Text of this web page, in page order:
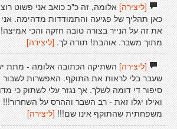
[ליצירה]אלומה, זה כ"כ כואב אני פשוט
כאן תהליך של פגיעה והתמודדות מדהימה.
את זה על הנייר בצורה טובה חזקה והכי
מתוך משבר. אוהבת! תודה לך. [ליצירה]
[ליצירה]השתיקה הכתובה אלומה - מתת
שעבר בלי לראות את התוקף. האפשרות
סיפור די דומה לשלך. אך נגזר עלי לשתוק כי
ואילו יגלו זאת - רב השבר וההרס על
משפחתית שהתוקף אינו שם!!! [ליצירה]